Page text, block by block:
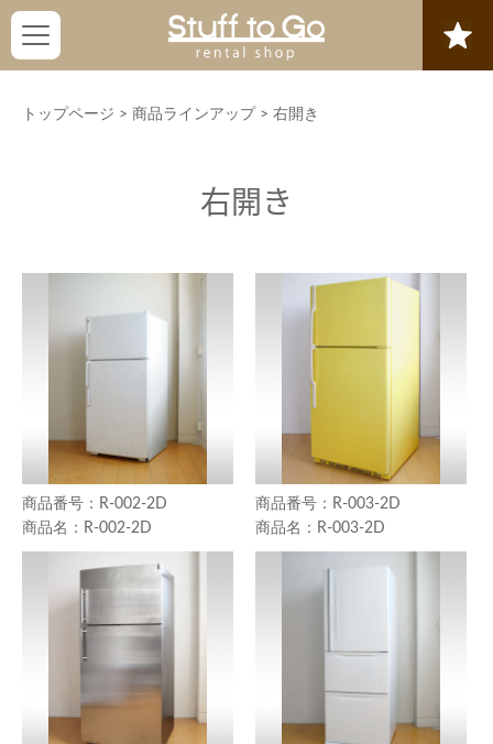
トップページ > 商品ラインアップ > 右開き
右開き
R-002-2D
R-002-2D
R-003-2D
R-003-2D